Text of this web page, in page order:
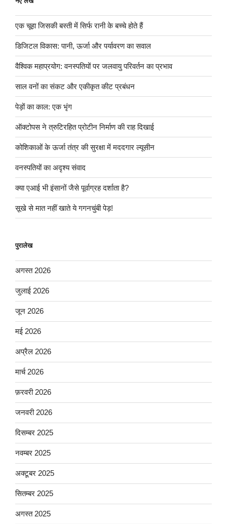
एक चूहा जिसकी बस्ती में सिर्फ रानी के बच्चे होते हैं
डिजिटल विकास: पानी, ऊर्जा और पर्यावरण का सवाल
वैश्विक महाप्रयोग: वनस्पतियों पर जलवायु परिवर्तन का प्रभाव
साल वनों का संकट और एकीकृत कीट प्रबंधन
पेड़ों का काल: एक भृंग
ऑक्टोपस ने त्रुटिरहित प्रोटीन निर्माण की राह दिखाई
कोशिकाओं के ऊर्जा तंत्र की सुरक्षा में मददगार ल्यूसीन
वनस्पतियों का अदृश्य संवाद
क्या एआई भी इंसानों जैसे पूर्वाग्रह दर्शाता है?
सूखे से मात नहीं खाते ये गगनचुंबी पेड़!
पुरालेख
अगस्त 2026
जुलाई 2026
जून 2026
मई 2026
अप्रैल 2026
मार्च 2026
फ़रवरी 2026
जनवरी 2026
दिसम्बर 2025
नवम्बर 2025
अक्टूबर 2025
सितम्बर 2025
अगस्त 2025